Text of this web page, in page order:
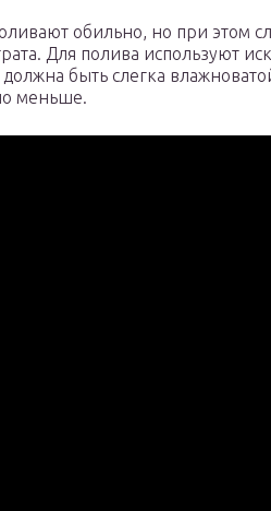
обильно, но при этом
Для полива используют
быть слегка
меньше.